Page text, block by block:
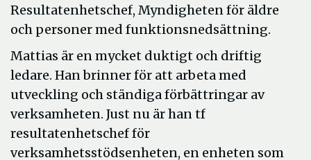
Resultatenhetschef, Myndigheten för äldre
och personer med funktionsnedsättning.
Mattias är en mycket duktigt och driftig
ledare. Han brinner för att arbeta med
utveckling och ständiga förbättringar av
verksamheten. Just nu är han tf
resultatenhetschef för
verksamhetsstödsenheten, en enheten som